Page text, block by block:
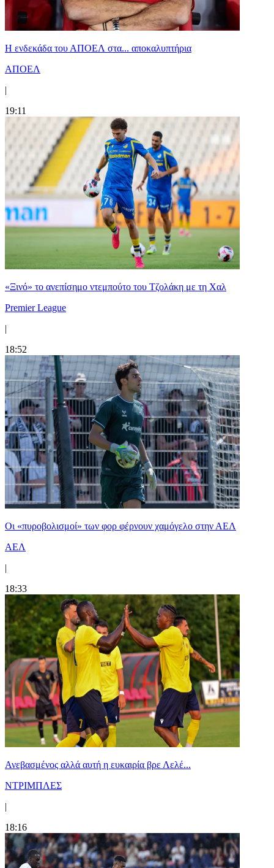
Η ενδεκάδα του ΑΠΟΕΛ στα... αποκαλυπτήρια
ΑΠΟΕΛ
|
19:11
«Ξινό» το ανεπίσημο ντεμπούτο του Τζολάκη με τη Χαλ
Premier League
|
18:52
Οι «πυροβολισμοί» των φορ φέρνουν χαμόγελο στην ΑΕΛ
ΑΕΛ
|
18:33
Ανεβασμένος αλλά αυτή η ευκαιρία βρε Λελέ...
ΝΤΡΙΜΠΛΕΣ
|
18:16